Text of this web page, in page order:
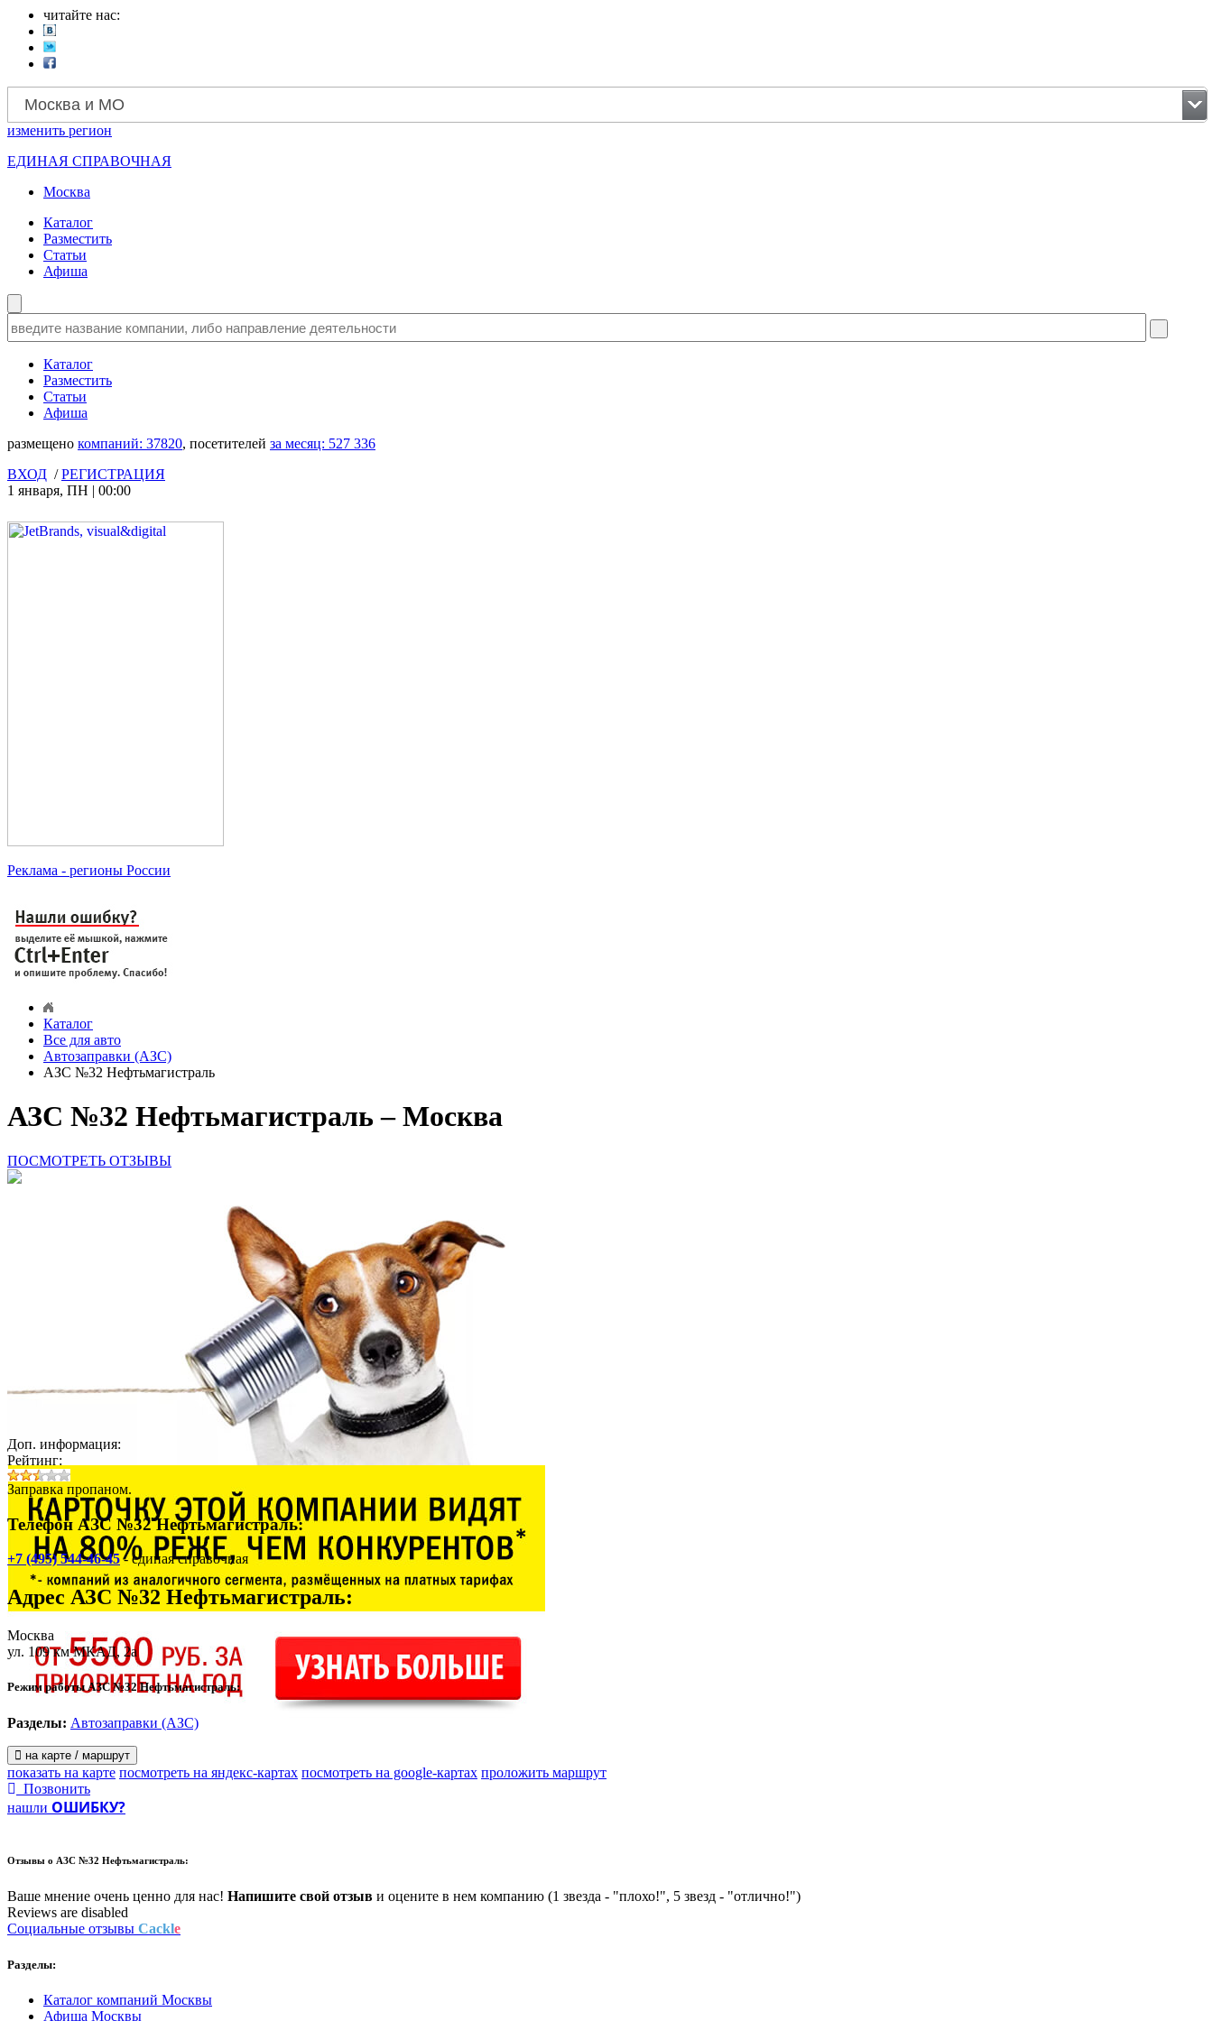
читайте нас:
Москва и МО
изменить регион
ЕДИНАЯ СПРАВОЧНАЯ
Москва
Каталог
Разместить
Статьи
Афиша
Каталог
Разместить
Статьи
Афиша
размещено компаний: 37820, посетителей за месяц: 527 336
ВХОД /РЕГИСТРАЦИЯ
1 января, ПН | 00:00
Реклама - регионы России
Каталог
Все для авто
Автозаправки (АЗС)
АЗС №32 Нефтьмагистраль
АЗС №32 Нефтьмагистраль – Москва
ПОСМОТРЕТЬ ОТЗЫВЫ
Доп. информация:
Рейтинг:
Заправка пропаном.
Телефон АЗС №32 Нефтьмагистраль:
+7 (495) 544-46-45- единая справочная
Адрес АЗС №32 Нефтьмагистраль:
Москва
ул. 109 км МКАД, 2а
Режим работы АЗС №32 Нефтьмагистраль:
Разделы: Автозаправки (АЗС)
на карте / маршрут
показать на карте посмотреть на яндекс-картах посмотреть на google-картах проложить маршрут
Позвонить
нашли ОШИБКУ?
Отзывы о АЗС №32 Нефтьмагистраль:
Ваше мнение очень ценно для нас! Напишите свой отзыв и оцените в нем компанию (1 звезда - "плохо!", 5 звезд - "отлично!")
Reviews are disabled
Социальные отзывы Cackle
Разделы:
Каталог компаний Москвы
Афиша Москвы